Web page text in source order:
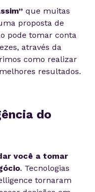
que muitas
proposta de
pode tomar conta
através da
como realizar
resultados.
do
você a tomar
. Tecnologias
tornaram